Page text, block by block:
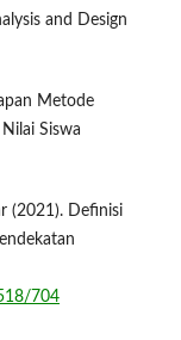
and Design
Metode
Siswa
(2021). Definisi
704